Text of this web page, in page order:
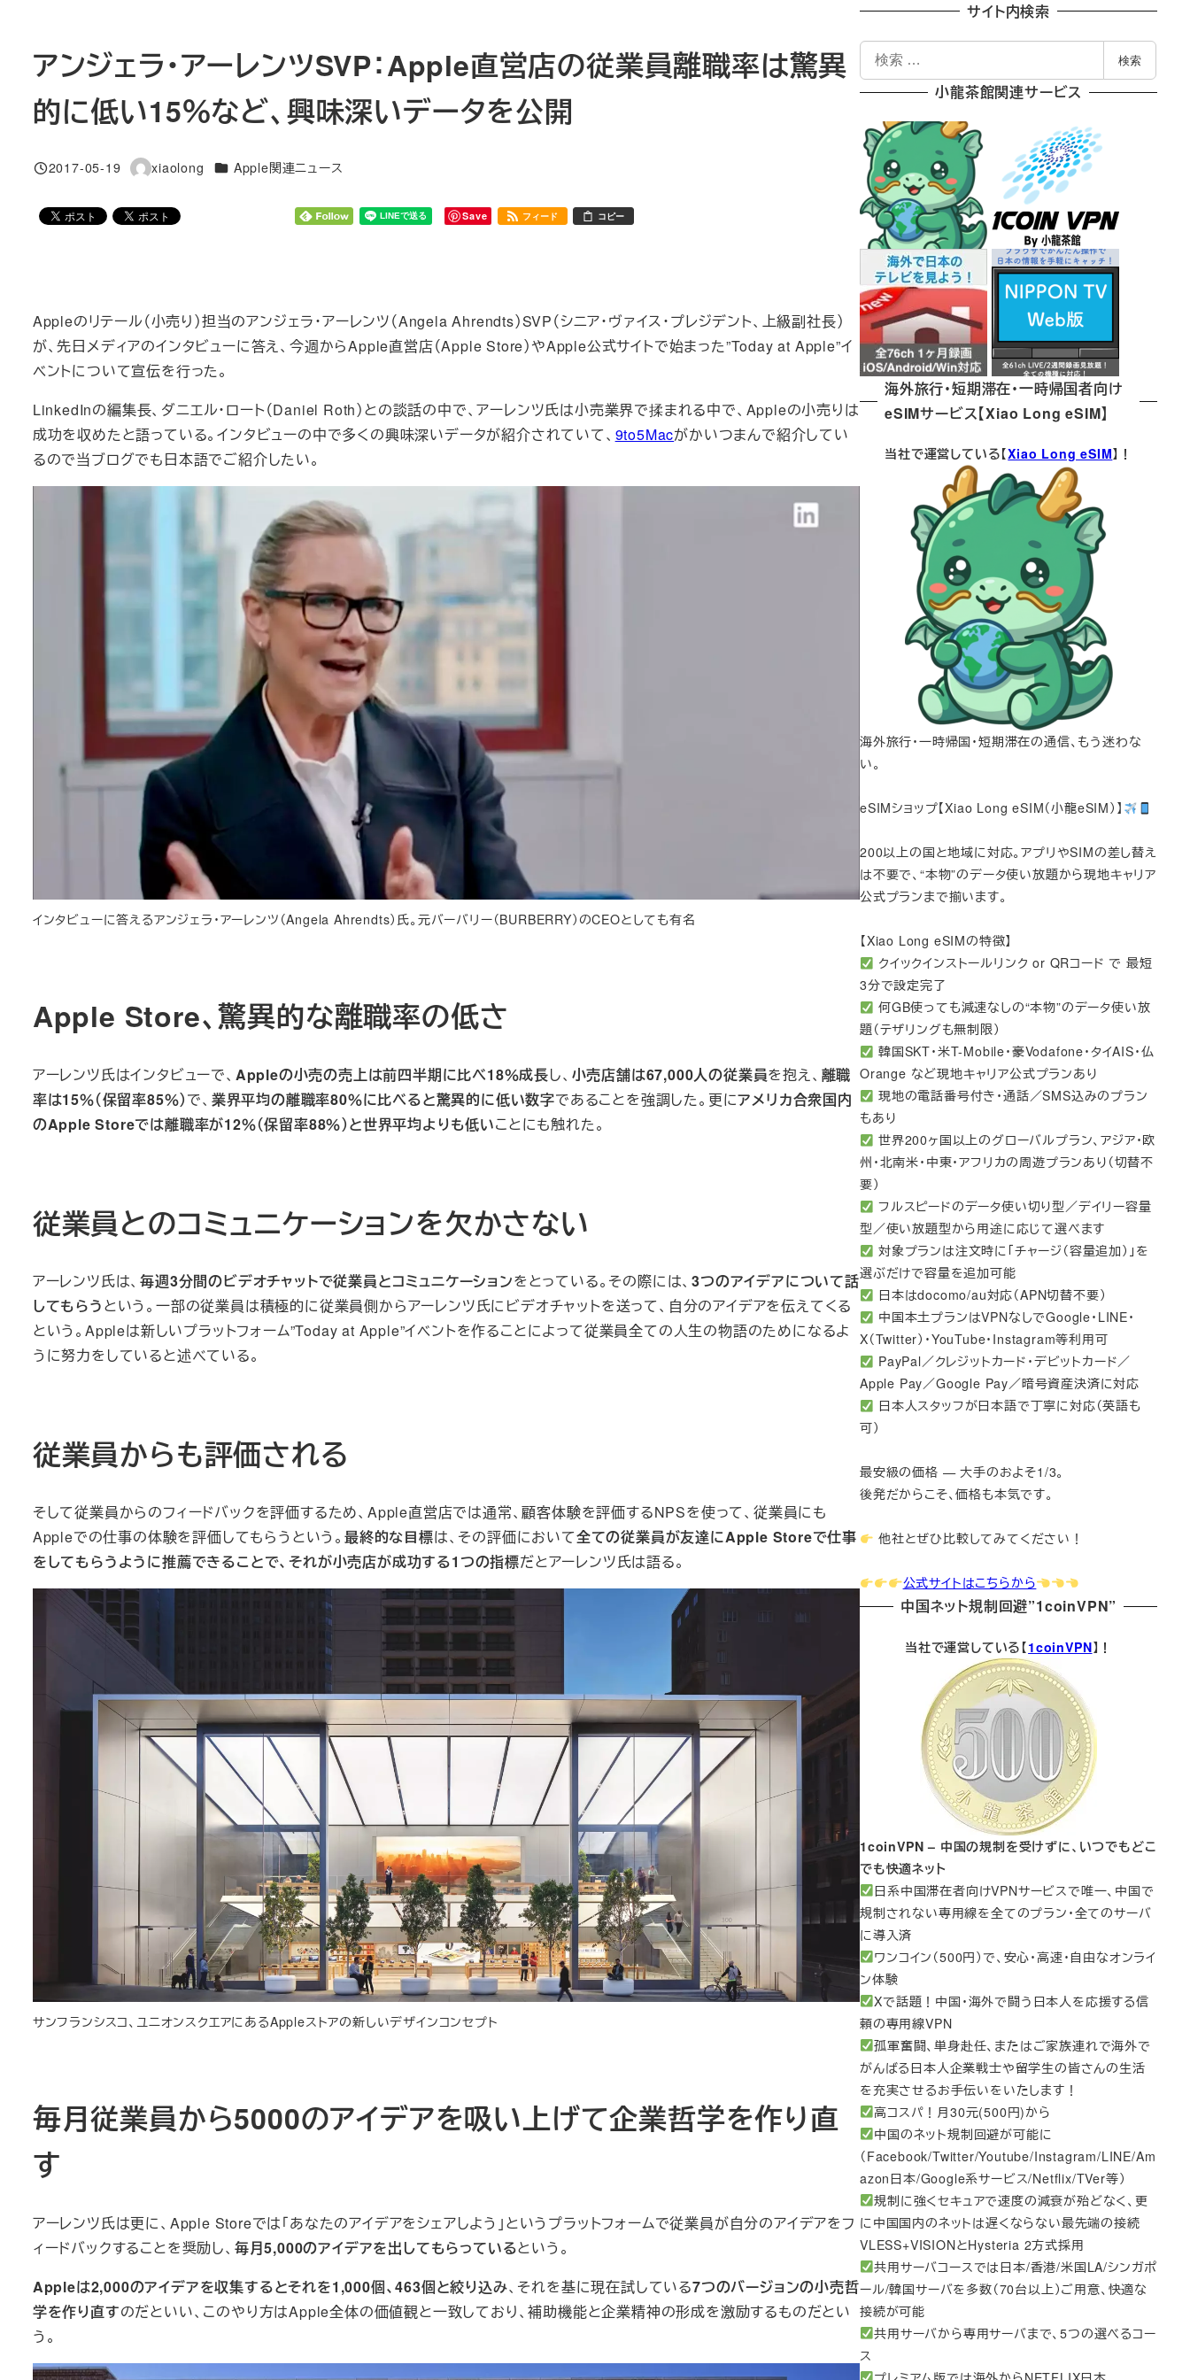
アンジェラ・アーレンツSVP：Apple直営店の従業員離職率は驚異
的に低い15％など、興味深いデータを公開
投稿日
2017-05-19
著
xiaolong カテゴリー
Apple関連ニュース
Save フィード コピー
Appleのリテール（小売り）担当のアンジェラ・アーレンツ（Angela Ahrendts）SVP（シニア・ヴァイス・プレジデント、上級副社長）
が、先日メディアのインタビューに答え、今週からApple直営店（Apple Store）やApple公式サイトで始まった”Today at Apple”イ
ベントについて宣伝を行った。
LinkedInの編集長、ダニエル・ロート（Daniel Roth）との談話の中で、アーレンツ氏は小売業界で揉まれる中で、Appleの小売りは
成功を収めたと語っている。インタビューの中で多くの興味深いデータが紹介されていて、 9to5Macがかいつまんで紹介してい
るので当ブログでも日本語でご紹介したい。
インタビューに答えるアンジェラ・アーレンツ（Angela Ahrendts）氏。元バーバリー（BURBERRY）のCEOとしても有名
Apple Store、驚異的な離職率の低さ
アーレンツ氏はインタビューで、 Appleの小売の売上は前四半期に比べ18％成長し、 小売店舗は67,000人の従業員を抱え、 離職
率は15％（保留率85％）で、 業界平均の離職率80％に比べると驚異的に低い数字であることを強調した。更にアメリカ合衆国内
のApple Storeでは離職率が12％（保留率88％）と世界平均よりも低いことにも触れた。
従業員とのコミュニケーションを欠かさない
アーレンツ氏は、毎週3分間のビデオチャットで従業員とコミュニケーションをとっている。その際には、3つのアイデアについて話
してもらうという。一部の従業員は積極的に従業員側からアーレンツ氏にビデオチャットを送って、自分のアイデアを伝えてくる
という。Appleは新しいプラットフォーム”Today at Apple”イベントを作ることによって従業員全ての人生の物語のためになるよ
うに努力をしていると述べている。
従業員からも評価される
そして従業員からのフィードバックを評価するため、Apple直営店では通常、顧客体験を評価するNPSを使って、従業員にも
Appleでの仕事の体験を評価してもらうという。 最終的な目標は、その評価において全ての従業員が友達にApple Storeで仕事
をしてもらうように推薦できることで、それが小売店が成功する1つの指標だとアーレンツ氏は語る。
サンフランシスコ、ユニオンスクエアにあるAppleストアの新しいデザインコンセプト
毎月従業員から5000のアイデアを吸い上げて企業哲学を作り直
す
アーレンツ氏は更に、Apple Storeでは「あなたのアイデアをシェアしよう」というプラットフォームで従業員が自分のアイデアをフ
ィードバックすることを奨励し、 毎月5,000のアイデアを出してもらっているという。
Appleは2,000のアイデアを収集するとそれを1,000個、463個と絞り込み、それを基に現在試している7つのバージョンの小売哲
学を作り直すのだといい、このやり方はApple全体の価値観と一致しており、補助機能と企業精神の形成を激励するものだとい
う。
サイト内検索
索
検索
小龍茶館関連サービス
海外旅行・短期滞在・一時帰国者向け
eSIMサービス【Xiao Long eSIM】
当社で運営している【Xiao Long eSIM】！
海外旅行・一時帰国・短期滞在の通信、もう迷わな
い。
eSIMショップ【Xiao Long eSIM（小龍eSIM）】
200以上の国と地域に対応。アプリやSIMの差し替え
は不要で、“本物”のデータ使い放題から現地キャリア
公式プランまで揃います。
【Xiao Long eSIMの特徴】
クイックインストールリンク or QRコード で 最短
3分で設定完了
何GB使っても減速なしの“本物”のデータ使い放
題（テザリングも無制限）
韓国SKT・米T-Mobile・豪Vodafone・タイAIS・仏
Orange など現地キャリア公式プランあり
現地の電話番号付き・通話／SMS込みのプラン
もあり
世界200ヶ国以上のグローバルプラン、アジア・欧
州・北南米・中東・アフリカの周遊プランあり（切替不
要）
フルスピードのデータ使い切り型／デイリー容量
型／使い放題型から用途に応じて選べます
対象プランは注文時に「チャージ（容量追加）」を
選ぶだけで容量を追加可能
日本はdocomo/au対応（APN切替不要）
中国本土プランはVPNなしでGoogle・LINE・
X（Twitter）・YouTube・Instagram等利用可
PayPal／クレジットカード・デビットカード／
Apple Pay／Google Pay／暗号資産決済に対応
日本人スタッフが日本語で丁寧に対応（英語も
可）
最安級の価格 — 大手のおよそ1/3。
後発だからこそ、価格も本気です。
他社とぜひ比較してみてください！
公式サイトはこちらから
中国ネット規制回避”1coinVPN”
当社で運営している【1coinVPN】！
1coinVPN – 中国の規制を受けずに、いつでもどこ
でも快適ネット
日系中国滞在者向けVPNサービスで唯一、中国で
規制されない専用線を全てのプラン・全てのサーバ
に導入済
ワンコイン（500円）で、安心・高速・自由なオンライ
ン体験
Xで話題！中国・海外で闘う日本人を応援する信
頼の専用線VPN
孤軍奮闘、単身赴任、またはご家族連れで海外で
がんばる日本人企業戦士や留学生の皆さんの生活
を充実させるお手伝いをいたします！
高コスパ！月30元(500円)から
中国のネット規制回避が可能に
（Facebook/Twitter/Youtube/Instagram/LINE/Am
azon日本/Google系サービス/Netflix/TVer等）
規制に強くセキュアで速度の減衰が殆どなく、更
に中国国内のネットは遅くならない最先端の接続
VLESS+VISIONとHysteria 2方式採用
共用サーバコースでは日本/香港/米国LA/シンガポ
ール/韓国サーバを多数（70台以上）ご用意、快適な
接続が可能
共用サーバから専用サーバまで、5つの選べるコー
ス